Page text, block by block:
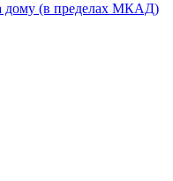
дому (в пределах МКАД)